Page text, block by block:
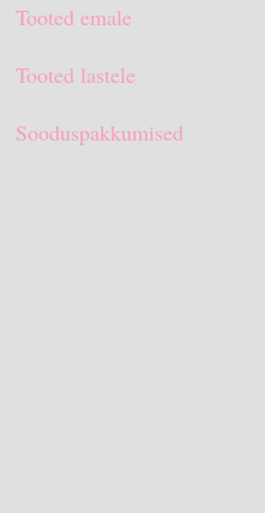
Tooted emale
Tooted lastele
Sooduspakkumised